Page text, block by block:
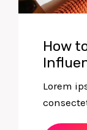
How
Lorem